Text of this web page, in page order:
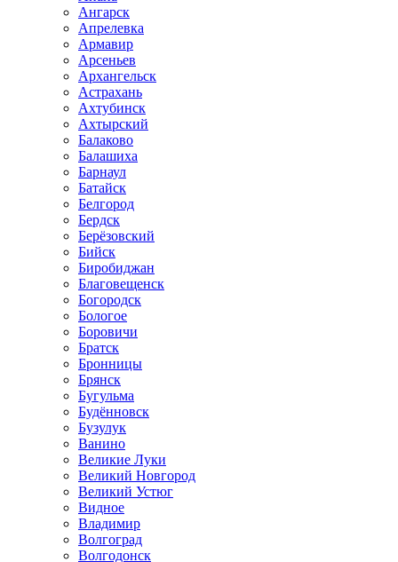
Ангарск
Апрелевка
Армавир
Арсеньев
Архангельск
Астрахань
Ахтубинск
Ахтырский
Балаково
Балашиха
Барнаул
Батайск
Белгород
Бердск
Берёзовский
Бийск
Биробиджан
Благовещенск
Богородск
Бологое
Боровичи
Братск
Бронницы
Брянск
Бугульма
Будённовск
Бузулук
Ванино
Великие Луки
Великий Новгород
Великий Устюг
Видное
Владимир
Волгоград
Волгодонск